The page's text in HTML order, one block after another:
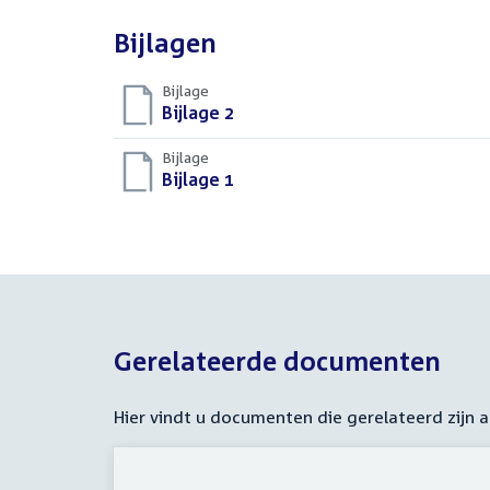
Bijlagen
Bijlage
Download
bestand:
Bijlage 2
Bijlage
Download
Bijlage 1
Gerelateerde documenten
Hier vindt u documenten die gerelateerd zijn